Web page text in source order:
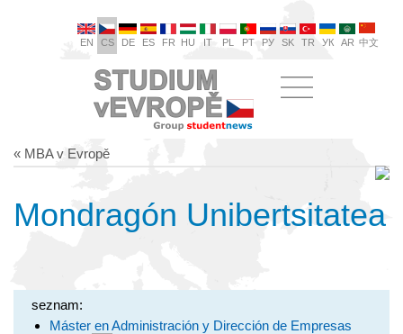
EN CS DE ES FR HU IT PL PT РУ SK TR УК AR 中文
« MBA v Evropě
Mondragón Unibertsitatea
seznam:
Máster en Administración y Dirección de Empresas